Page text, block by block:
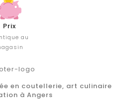
Prix
au
en coutellerie, art culinaire
à Angers